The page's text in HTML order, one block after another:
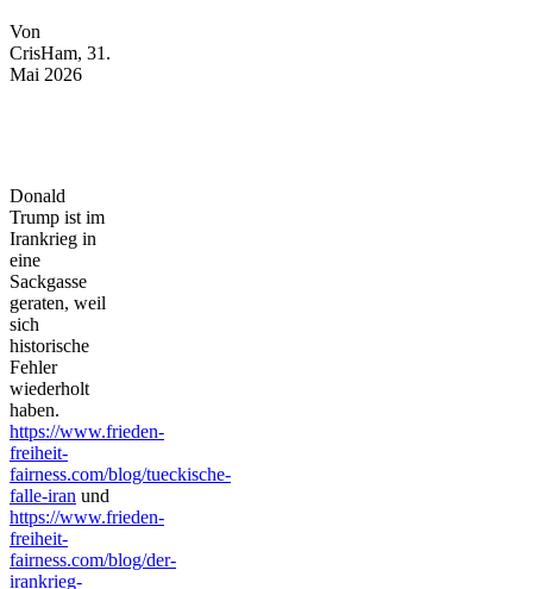
Von
CrisHam, 31.
Mai 2026
Donald
Trump ist im
Irankrieg in
eine
Sackgasse
geraten, weil
sich
historische
Fehler
wiederholt
haben.
https://www.frieden-
freiheit-
fairness.com/blog/tueckische-
falle-iran und
https://www.frieden-
freiheit-
fairness.com/blog/der-
irankrieg-